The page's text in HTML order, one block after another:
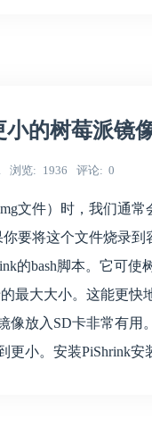
的树莓派镜
浏览 1936 评论 0
文件）时，我们通
要将这个文件烧录
的bash脚本。它可
最大大小。这能更
像放入SD卡非常有
更小。安装PiShrink安